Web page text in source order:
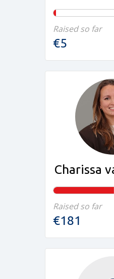
Raised so far
€5
Charissa
Raised so far
€181